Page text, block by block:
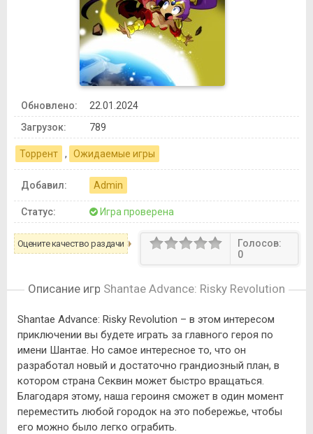
Обновлено:
22.01.2024
Загрузок:
789
Торрент , Ожидаемые игры
Добавил: Admin
Статус: Игра проверена
Оцените качество раздачи
Голосов:
0
Описание игрыShantae Advance: Risky Revolution
Shantae Advance: Risky Revolution – в этом интересом
приключении вы будете играть за главного героя по
имени Шантае. Но самое интересное то, что он
разработал новый и достаточно грандиозный план, в
котором страна Секвин может быстро вращаться.
Благодаря этому, наша героиня сможет в один момент
переместить любой городок на это побережье, чтобы
его можно было легко ограбить.